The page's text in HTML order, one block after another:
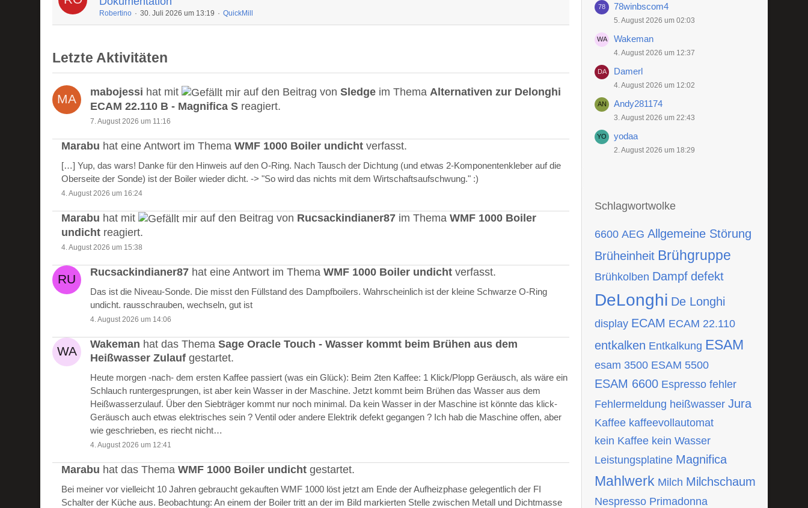
Robertino 30. Juli 2026 um 13:19 QuickMill
Letzte Aktivitäten
mabojessi hat mit auf den Beitrag vonSledge im ThemaAlternativen zur Delonghi
ECAM 22.110 B - Magnifica S reagiert.
7. August 2026 um 11:16
Marabu hat eine Antwort im ThemaWMF 1000 Boiler undicht verfasst.
[…] Yup, das wars! Danke für den Hinweis auf den O-Ring. Nach Tausch der Dichtung (und etwas 2-Komponentenkleber auf die
Oberseite der Sonde) ist der Boiler wieder dicht. -> "So wird das nichts mit dem Wirtschaftsaufschwung." :)
4. August 2026 um 16:24
Marabu hat mit auf den Beitrag von Rucsackindianer87 im ThemaWMF 1000 Boiler
undicht reagiert.
4. August 2026 um 15:38
Rucsackindianer87 hat eine Antwort im ThemaWMF 1000 Boiler undicht verfasst.
Das ist die Niveau-Sonde. Die misst den Füllstand des Dampfboilers. Wahrscheinlich ist der kleine Schwarze O-Ring
undicht. rausschrauben, wechseln, gut ist
4. August 2026 um 14:06
Wakeman hat das ThemaSage Oracle Touch - Wasser kommt beim Brühen aus dem
Heißwasser Zulauf gestartet.
Heute morgen -nach- dem ersten Kaffee passiert (was ein Glück): Beim 2ten Kaffee: 1 Klick/Plopp Geräusch, als wäre ein
Schlauch runtergesprungen, ist aber kein Wasser in der Maschine. Jetzt kommt beim Brühen das Wasser aus dem
Heißwasserzulauf. Über den Siebträger kommt nur noch minimal. Da kein Wasser in der Maschine ist könnte das klick-
Geräusch auch etwas elektrisches sein ? Ventil oder andere Elektrik defekt gegangen ? Ich hab die Maschine offen, aber
wie geschrieben, es riecht nicht…
4. August 2026 um 12:41
Marabu hat das ThemaWMF 1000 Boiler undicht gestartet.
Bei meiner vor vielleicht 10 Jahren gebraucht gekauften WMF 1000 löst jetzt am Ende der Aufheizphase gelegentlich der FI
Schalter der Küche aus. Beobachtung: An einem der Boiler tritt an der im Bild markierten Stelle zwischen Metall und Dichtmasse
78winbscom4
5. August 2026 um 02:03
Wakeman
4. August 2026 um 12:37
Damerl
4. August 2026 um 12:02
Andy281174
3. August 2026 um 22:43
yodaa
2. August 2026 um 18:29
Schlagwortwolke
6600 AEG Allgemeine Störung
Brüheinheit Brühgruppe
Brühkolben Dampf defekt
DeLonghi De Longhi
display ECAM ECAM 22.110
entkalken Entkalkung ESAM
esam 3500 ESAM 5500
ESAM 6600 Espresso fehler
Fehlermeldung heißwasser Jura
Kaffee kaffeevollautomat
kein Kaffee kein Wasser
Leistungsplatine Magnifica
Mahlwerk Milch Milchschaum
Nespresso Primadonna